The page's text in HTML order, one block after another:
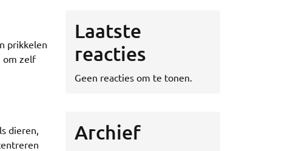
prikkelen
om zelf
dieren,
Laatste
reacties
Geen reacties om te tonen.
Archief